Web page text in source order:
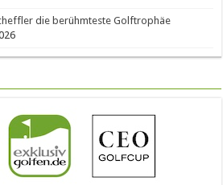
die berühmteste Golftrophäe